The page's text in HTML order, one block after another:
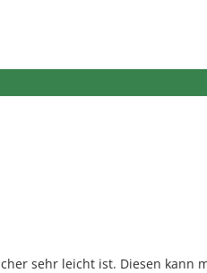
sehr leicht ist. Diesen kann